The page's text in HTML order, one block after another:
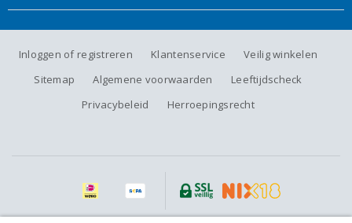
Inloggen of registreren Klantenservice
Veilig winkelen
Sitemap
Algemene voorwaarden
Leeftijdscheck
Privacybeleid
Herroepingsrecht